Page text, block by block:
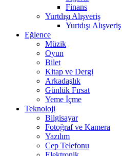
Finans
Yurtdışı Alışveriş
Yurtdışı Alışveriş
Eğlence
Müzik
Oyun
Bilet
Kitap ve Dergi
Arkadaşlık
Günlük Fırsat
Yeme İçme
Teknoloji
Bilgisayar
Fotoğraf ve Kamera
Yazılım
Cep Telefonu